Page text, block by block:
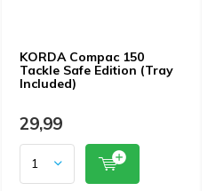
KORDA Compac 150
Tackle Safe Edition (Tray
Included)
29,99